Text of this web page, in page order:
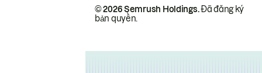
© 2026 Semrush Holdings.Đã đăng ký
bản quyền.